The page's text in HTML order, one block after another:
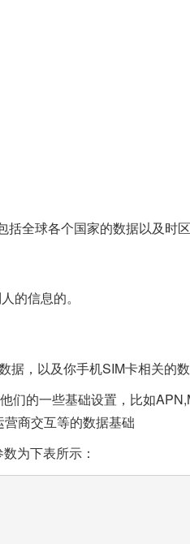
全球各个国家的数据以及时
的信息的。
，以及你手机SIM卡相关的数
们的一些基础设置，比如
商交互等的数据基础
为下表所示：